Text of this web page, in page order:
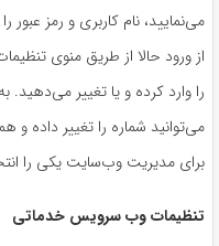
می‌نمایید، نام کاربری و رمز عبور
از ورود حالا از طریق منوی
را وارد کرده و یا تغییر می‌دهید.
می‌توانید شماره را تغییر
برای مدیریت وب‌سایت یکی را
تنظیمات وب ‌سرویس خدماتی